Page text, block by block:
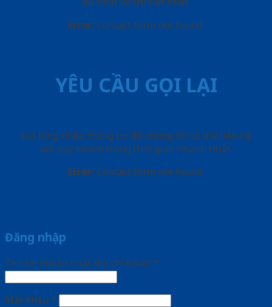
Error: Contact form not found.
YÊU CẦU GỌI LẠI
Vui lòng nhập thông tin để chúng tôi có thể liên hệ
với quý khách trong thời gian nhanh nhất.
Error: Contact form not found.
Đăng nhập
Tên tài khoản hoặc địa chỉ email *
Mật khẩu *